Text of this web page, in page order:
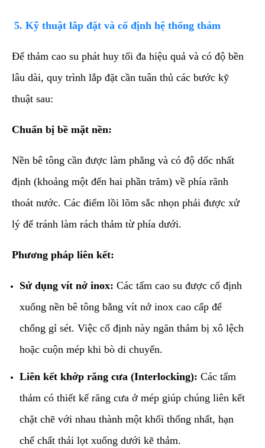
​5. Kỹ thuật lắp đặt và cố định hệ thống thảm
​Để thảm cao su phát huy tối đa hiệu quả và có độ bền
lâu dài, quy trình lắp đặt cần tuân thủ các bước kỹ
thuật sau:
Chuẩn bị bề mặt nền:
Nền bê tông cần được làm phẳng và có độ dốc nhất
định (khoảng một đến hai phần trăm) về phía rãnh
thoát nước. Các điểm lồi lõm sắc nhọn phải được xử
lý để tránh làm rách thảm từ phía dưới.
Phương pháp liên kết:
Sử dụng vít nở inox: Các tấm cao su được cố định
xuống nền bê tông bằng vít nở inox cao cấp để
chống gỉ sét. Việc cố định này ngăn thảm bị xô lệch
hoặc cuộn mép khi bò di chuyển.
Liên kết khớp răng cưa (Interlocking): Các tấm
thảm có thiết kế răng cưa ở mép giúp chúng liên kết
chặt chẽ với nhau thành một khối thống nhất, hạn
chế chất thải lọt xuống dưới kẽ thảm.